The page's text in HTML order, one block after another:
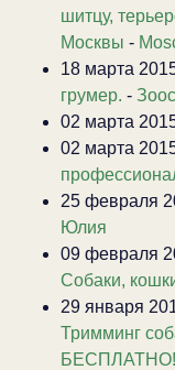
шитцу,
Москвы -
18 марта
грумер. -
02 марта
02 марта
25 февраля
Юлия
09 февраля
Собаки,
29 января
Тримминг
БЕСПЛАТНО!